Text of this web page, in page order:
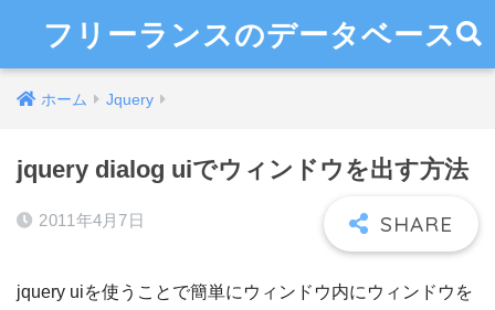
フリーランスのデータベース
ホーム Jquery
jquery dialog uiでウィンドウを出す方法
2011年4月7日
jquery uiを使うことで簡単にウィンドウ内にウィンドウを